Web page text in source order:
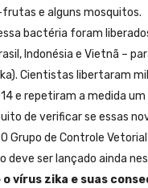
e alguns mosquitos.
bactéria foram
Indonésia e Vietnã –
Cientistas libertaram
e repetiram a medida
de verificar se essas
Grupo de Controle
deve ser lançado ainda
vírus zika e suas